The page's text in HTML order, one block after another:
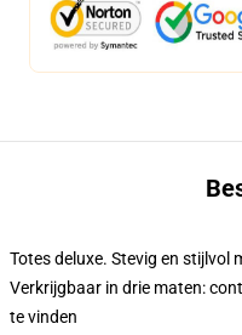
Totes deluxe. Stevig en stijlvol
Verkrijgbaar in drie maten:
te vinden